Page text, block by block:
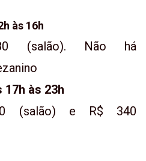
às 16h
(salão). Não há
às 23h
(salão) e R$ 340